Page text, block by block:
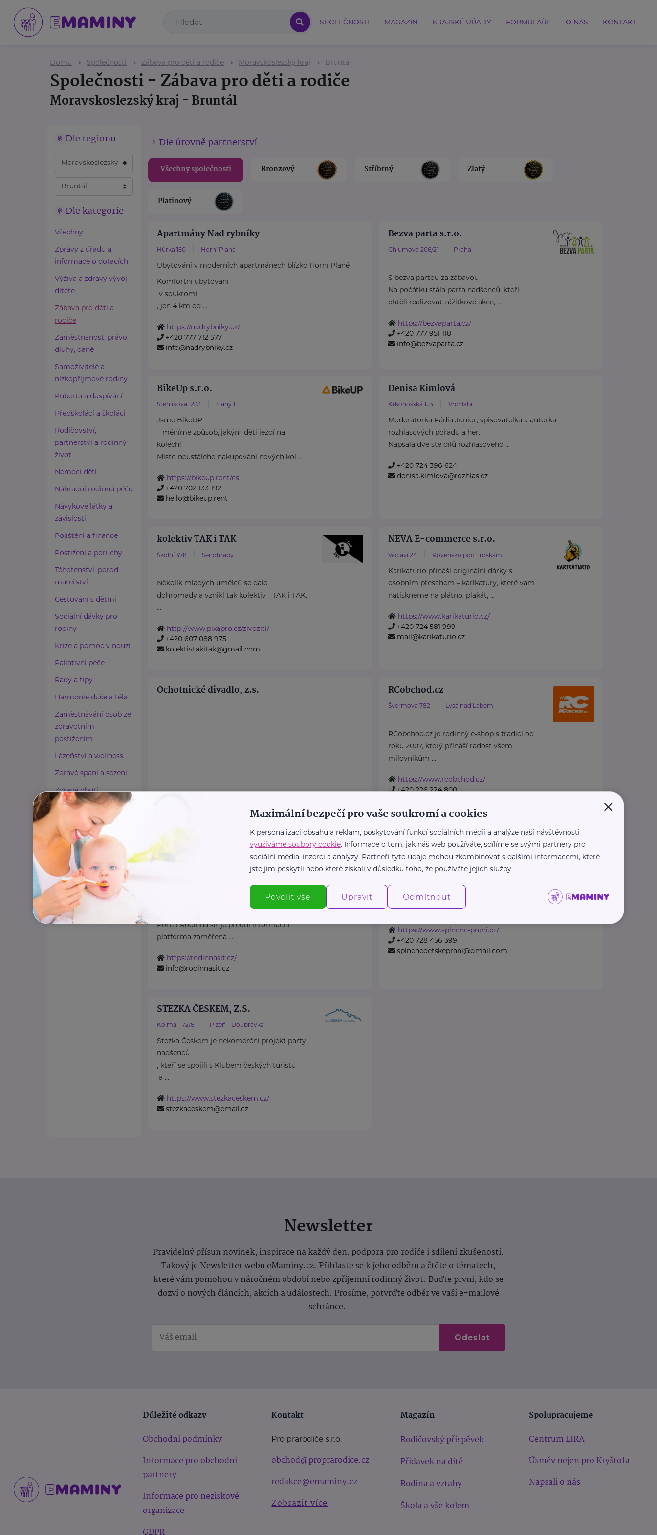
SPOLEČNOSTI MAGAZÍN KRAJSKÉ ÚŘADY FORMULÁŘE O NÁS KONTAKT
Domů Společnosti Zábava pro děti a rodiče Moravskoslezský kraj Bruntál
Společnosti - Zábava pro děti a rodiče
Moravskoslezský kraj - Bruntál
Dle regionu
Dle kategorie
Všechny
Zprávy z úřadů a
informace o dotacích
Výživa a zdravý vývoj
dítěte
Zábava pro děti a
rodiče
Zaměstnanost, právo,
dluhy, daně
Samoživitelé a
nízkopříjmové rodiny
Puberta a dospívání
Předškoláci a školáci
Rodičovství,
partnerství a rodinný
život
Nemoci dětí
Náhradní rodinná péče
Návykové látky a
závislosti
Pojištění a finance
Postižení a poruchy
Těhotenství, porod,
mateřství
Cestování s dětmi
Sociální dávky pro
rodiny
Krize a pomoc v nouzi
Paliativní péče
Rady a tipy
Harmonie duše a těla
Zaměstnávání osob ze
zdravotním
postižením
Lázeňství a wellness
Zdravé spaní a sezení
Zdravé obutí
Zdravotnické potřeby
Cestování
Propojování generací
Dle úrovně partnerství
Všechny společnosti Bronzový Stříbrný Zlatý
Platinový
Apartmány Nad rybníky
Hůrka 150 Horní Planá
Ubytování v moderních apartmánech blízko Horní Plané
Komfortní ubytování
v soukromí
, jen 4 km od ...
https://nadrybniky.cz/
+420 777 712 577
info@nadrybniky.cz
Bezva parta s.r.o.
Chlumova 206/21 Praha
S bezva partou za zábavou
Na počátku stála parta nadšenců, kteří
chtěli realizovat zážitkové akce, ...
https://bezvaparta.cz/
+420 777 951 118
info@bezvaparta.cz
BikeUp s.r.o.
Stehlíkova 1233 Slaný 1
Jsme BikeUP
– měníme způsob, jakým děti jezdí na
kolech!
Místo neustálého nakupování nových kol ...
https://bikeup.rent/cs
+420 702 133 192
hello@bikeup.rent
Denisa Kimlová
Krkonošská 153 Vrchlabí
Moderátorka Rádia Junior, spisovatelka a autorka
rozhlasových pořadů a her.
Napsala dvě stě dílů rozhlasového ...
+420 724 396 624
denisa.kimlova@rozhlas.cz
kolektiv TAK i TAK
Školní 378 Senohraby
Několik mladých umělců se dalo
dohromady a vznikl tak kolektiv - TAK i TAK.
...
http://www.pixapro.cz/zivoziti/
+420 607 088 975
kolektivtakitak@gmail.com
NEVA E-commerce s.r.o.
Václaví 24 Rovensko pod Troskami
Karikaturio přináší originální dárky s
osobním přesahem – karikatury, které vám
natiskneme na plátno, plakát, ...
https://www.karikaturio.cz/
+420 724 581 999
mail@karikaturio.cz
Ochotnické divadlo, z.s. RCobchod.cz
Švermova 782 Lysá nad Labem
RCobchod.cz je rodinný e-shop s tradicí od
roku 2007, který přináší radost všem
milovníkům ...
https://www.rcobchod.cz/
+420 226 224 800
Rodinná síť
Průvodce světem náhradní rodinné péče v
Portál Rodinná síť je přední informační
platforma zaměřená ...
https://rodinnasit.cz/
info@rodinnasit.cz
Splněné dětské přání, spolek
Nad Šutkou 540/14 Praha 8 - Kobylisy
Jsme dobročinnou organizací, kterou před
13 lety založila maminka se svou dcerou.
Podporujeme rodiny ...
https://www.splnene-prani.cz/
+420 728 456 399
splnenedetskeprani@gmail.com
STEZKA ČESKEM, Z.S.
Kolmá 1172/8 Plzeň - Doubravka
Stezka Českem je nekomerční projekt party
nadšenců
, kteří se spojili s Klubem českých turistů
a ...
https://www.stezkaceskem.cz/
stezkaceskem@email.cz
Newsletter
Pravidelný přísun novinek, inspirace na každý den, podpora pro rodiče i sdílení zkušeností.
Takový je Newsletter webu eMaminy.cz. Přihlaste se k jeho odběru a čtěte o tématech,
které vám pomohou v náročném období nebo zpříjemní rodinný život. Buďte první, kdo se
dozví o nových článcích, akcích a událostech. Prosíme, potvrďte odběr ve vaší e-mailové
schránce.
Odeslat
Důležité odkazy
Obchodní podmínky
Informace pro obchodní
partnery
Informace pro neziskové
organizace
GDPR
Kontakt
Pro prarodiče s.r.o.
obchod@proprarodice.cz
redakce@emaminy.cz
Zobrazit více
Magazín
Rodičovský příspěvek
Přídavek na dítě
Rodina a vztahy
Škola a vše kolem
Spolupracujeme
Centrum LIRA
Úsměv nejen pro Kryštofa
Napsali o nás
×
Maximální bezpečí pro vaše soukromí a cookies
K personalizaci obsahu a reklam, poskytování funkcí sociálních médií a analýze naší návštěvnosti
využíváme soubory cookie. Informace o tom, jak náš web používáte, sdílíme se svými partnery pro
sociální média, inzerci a analýzy. Partneři tyto údaje mohou zkombinovat s dalšími informacemi, které
jste jim poskytli nebo které získali v důsledku toho, že používáte jejich služby.
Povolit vše Upravit Odmítnout